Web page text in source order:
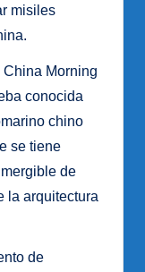
misiles
Morning
conocida
chino
se tiene
de
la arquitectura
de